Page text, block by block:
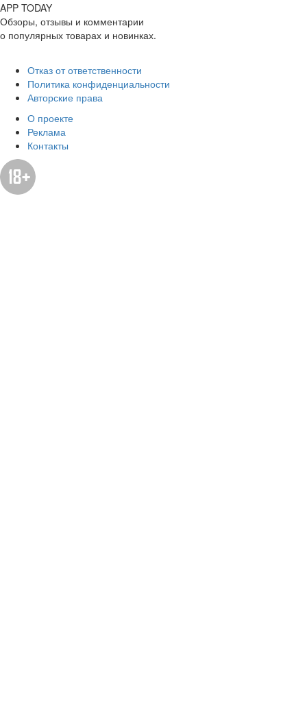
APP TODAY
Обзоры, отзывы и комментарии
о популярных товарах и новинках.
Отказ от ответственности
Политика конфиденциальности
Авторские права
О проекте
Реклама
Контакты